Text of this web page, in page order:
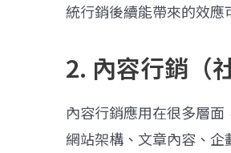
統行銷後續能帶來的效應
2. 內容行銷（
內容行銷應用在很多層
網站架構、文章內容、